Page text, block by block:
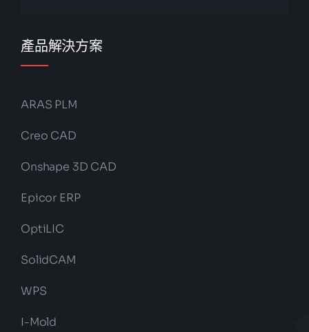
產品解決方案
ARAS PLM
Creo CAD
Onshape 3D CAD
Epicor ERP
OptiLIC
SolidCAM
WPS
I-Mold